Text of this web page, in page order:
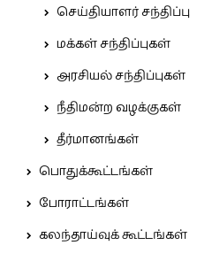
செய்தியாளர் சந்திப்பு
மக்கள் சந்திப்புகள்
அரசியல் சந்திப்புகள்
நீதிமன்ற வழக்குகள்
தீர்மானங்கள்
பொதுக்கூட்டங்கள்
போராட்டங்கள்
கலந்தாய்வுக் கூட்டங்கள்